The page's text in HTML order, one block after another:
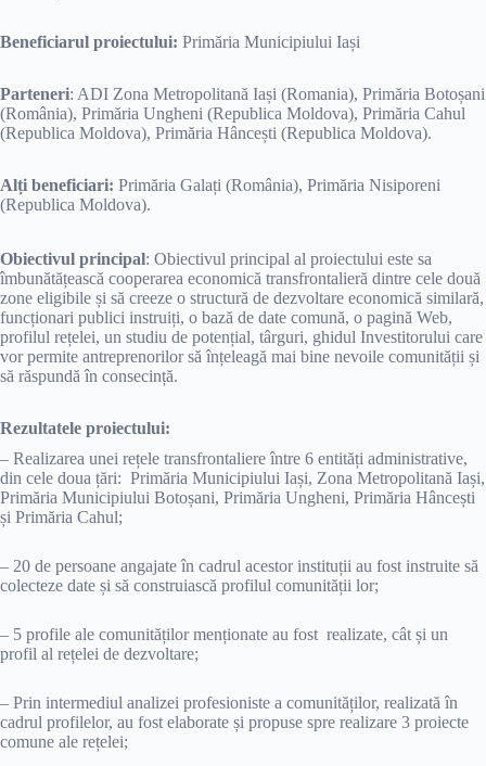
Beneficiarul proiectului: Primăria Municipiului Iași
Parteneri: ADI Zona Metropolitană Iași (Romania), Primăria Botoșani
(România), Primăria Ungheni (Republica Moldova), Primăria Cahul
(Republica Moldova), Primăria Hâncești (Republica Moldova).
Alți beneficiari: Primăria Galați (România), Primăria Nisiporeni
(Republica Moldova).
Obiectivul principal: Obiectivul principal al proiectului este sa
îmbunătățească cooperarea economică transfrontalieră dintre cele două
zone eligibile și să creeze o structură de dezvoltare economică similară,
funcționari publici instruiți, o bază de date comună, o pagină Web,
profilul rețelei, un studiu de potențial, târguri, ghidul Investitorului care
vor permite antreprenorilor să înțeleagă mai bine nevoile comunității și
să răspundă în consecință.
Rezultatele proiectului:
– Realizarea unei rețele transfrontaliere între 6 entități administrative,
din cele doua țări: Primăria Municipiului Iași, Zona Metropolitană Iași,
Primăria Municipiului Botoșani, Primăria Ungheni, Primăria Hâncești
și Primăria Cahul;
– 20 de persoane angajate în cadrul acestor instituții au fost instruite să
colecteze date și să construiască profilul comunității lor;
– 5 profile ale comunităților menționate au fost realizate, cât și un
profil al rețelei de dezvoltare;
– Prin intermediul analizei profesioniste a comunităților, realizată în
cadrul profilelor, au fost elaborate și propuse spre realizare 3 proiecte
comune ale rețelei;